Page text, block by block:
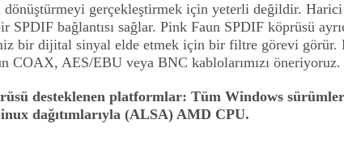
dönüştürmeyi gerçekleştirmek için yeterli değildir.
SPDIF bağlantısı sağlar. Pink Faun SPDIF köprüsü
bir dijital sinyal elde etmek için bir filtre görevi
COAX, AES/EBU veya BNC kablolarımızı öneriyoruz.
desteklenen platformlar: Tüm Windows
dağıtımlarıyla (ALSA) AMD CPU.